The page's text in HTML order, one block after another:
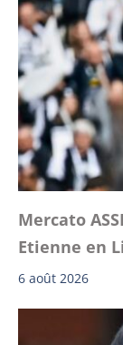
Mercato
Etienne en
6 août 2026